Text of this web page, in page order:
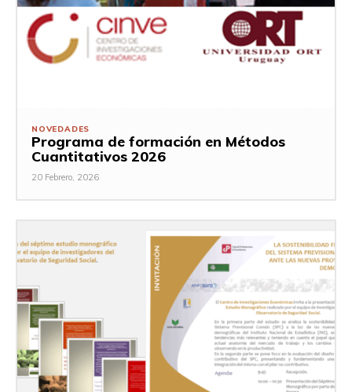
NOVEDADES
Programa de formación en Métodos
Cuantitativos 2026
20 Febrero, 2026